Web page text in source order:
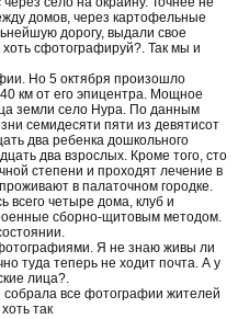
домов, через картофельные
дорогу, выдали свое
сфотографируй?. Так мы и
Но 5 октября произошло
км от его эпицентра. Мощное
земли село Нура. По данным
семидесяти пяти из девятисот
два ребенка дошкольного
два взрослых. Кроме того, сто
степени и проходят лечение в
в палаточном городке.
всего четыре дома, клуб и
сборно-щитовым методом.
Я не знаю живы ли
туда теперь не ходит почта. А у
лица?.
все фотографии жителей
так